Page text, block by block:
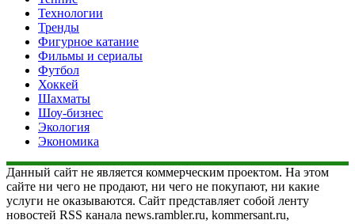
Технологии
Тренды
Фигурное катание
Фильмы и сериалы
Футбол
Хоккей
Шахматы
Шоу-бизнес
Экология
Экономика
Данный сайт не является коммерческим проектом. На этом
сайте ни чего не продают, ни чего не покупают, ни какие
услуги не оказываются. Сайт представляет собой ленту
новостей RSS канала news.rambler.ru, kommersant.ru,